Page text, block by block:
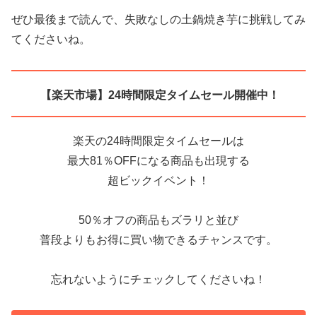
ぜひ最後まで読んで、失敗なしの土鍋焼き芋に挑戦してみ
てくださいね。
【楽天市場】24時間限定タイムセール開催中！
楽天の24時間限定タイムセールは
最大81％OFFになる商品も出現する
超ビックイベント！
50％オフの商品もズラリと並び
普段よりもお得に買い物できるチャンスです。
忘れないようにチェックしてくださいね！